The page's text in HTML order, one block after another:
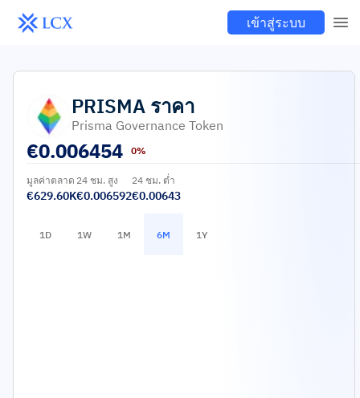
เข้าสู่ระบบ
PRISMA ราคา
Prisma Governance Token
€0.006454 0%
มูลค่าตลาด
€629.60K
24 ชม. สูง
€0.006592
24 ชม. ต่ำ
€0.00643
1D 1W 1M 6M 1Y